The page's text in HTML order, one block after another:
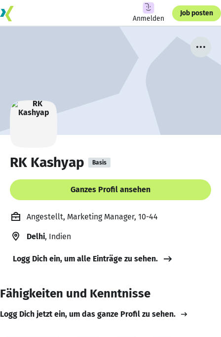
Anmelden
Job posten
RK Kashyap Basis
Ganzes Profil ansehen
Angestellt, Marketing Manager, 10-44
Delhi, Indien
Logg Dich ein, um alle Einträge zu sehen.
Fähigkeiten und Kenntnisse
Logg Dich jetzt ein, um das ganze Profil zu sehen.